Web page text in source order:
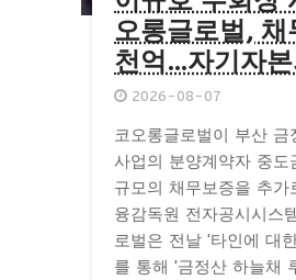
오롱글로벌,
천억…자기자
2026-08-07
코오롱글로벌이 부산
사업의 분양계약자 중
규모의 채무보증을 추
융감독원 전자공시시스
로벌은 전날 '타인에 대
를 통해 '금정산 하늘채